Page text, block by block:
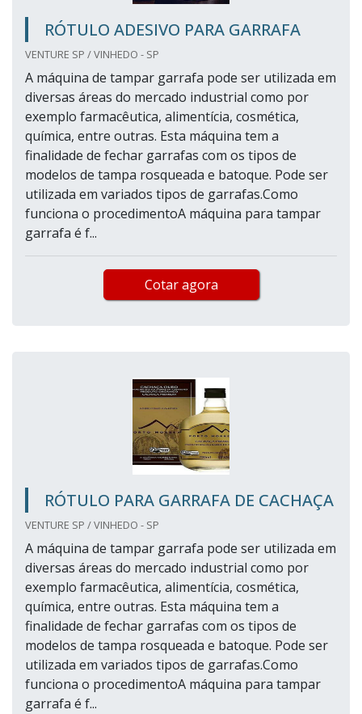
RÓTULO ADESIVO PARA GARRAFA
VENTURE SP / VINHEDO - SP
A máquina de tampar garrafa pode ser utilizada em
diversas áreas do mercado industrial como por
exemplo farmacêutica, alimentícia, cosmética,
química, entre outras. Esta máquina tem a
finalidade de fechar garrafas com os tipos de
modelos de tampa rosqueada e batoque. Pode ser
utilizada em variados tipos de garrafas.Como
funciona o procedimentoA máquina para tampar
garrafa é f...
Cotar agora
RÓTULO PARA GARRAFA DE CACHAÇA
VENTURE SP / VINHEDO - SP
A máquina de tampar garrafa pode ser utilizada em
diversas áreas do mercado industrial como por
exemplo farmacêutica, alimentícia, cosmética,
química, entre outras. Esta máquina tem a
finalidade de fechar garrafas com os tipos de
modelos de tampa rosqueada e batoque. Pode ser
utilizada em variados tipos de garrafas.Como
funciona o procedimentoA máquina para tampar
garrafa é f...